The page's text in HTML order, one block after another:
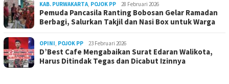
KAB. PURWAKARTA, POJOK PP 28 Februari 2026
Pemuda Pancasila Ranting Bobosan Gelar Ramadan
Berbagi, Salurkan Takjil dan Nasi Box untuk Warga
OPINI, POJOK PP 23 Februari 2026
D’Best Cafe Mengabaikan Surat Edaran Walikota,
Harus Ditindak Tegas dan Dicabut Izinnya